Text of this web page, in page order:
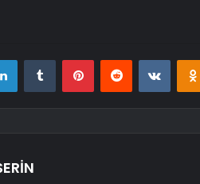
LinkedInTumblr PinterestReddit